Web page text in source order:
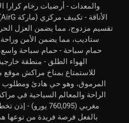
والمعدات - أرضيات رخام
تقسيم مزدوج، مما يضمن العزل
ستاديب، مما يضمن الأمن وراحة
حمام سباحة - حمام سباحة
الهواء الطلق - منطقة
للاستمتاع بمناخ مراكش
المرموق، وهو حي هادئ ومطلوب
مغربي (760,095
بالفعل فرصة فريدة من نوعها